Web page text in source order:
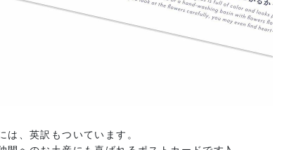
は、英訳もついています。